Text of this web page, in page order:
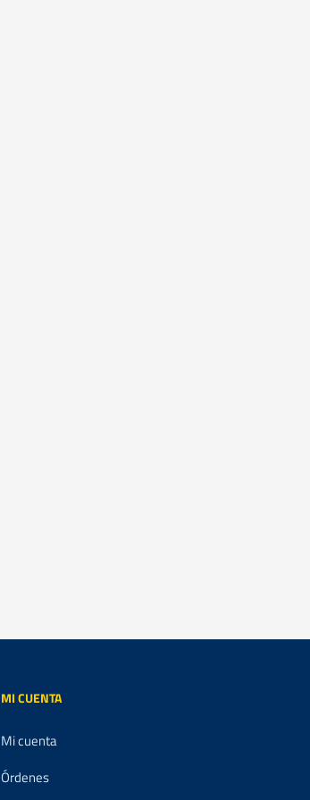
MI CUENTA
Mi cuenta
Órdenes